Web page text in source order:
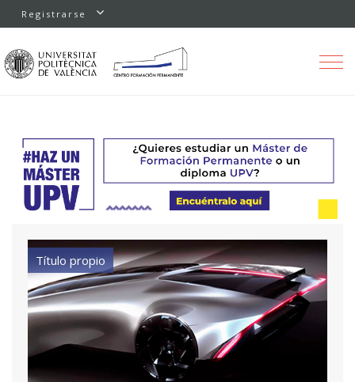
Registrarse
Toggle
Título propio